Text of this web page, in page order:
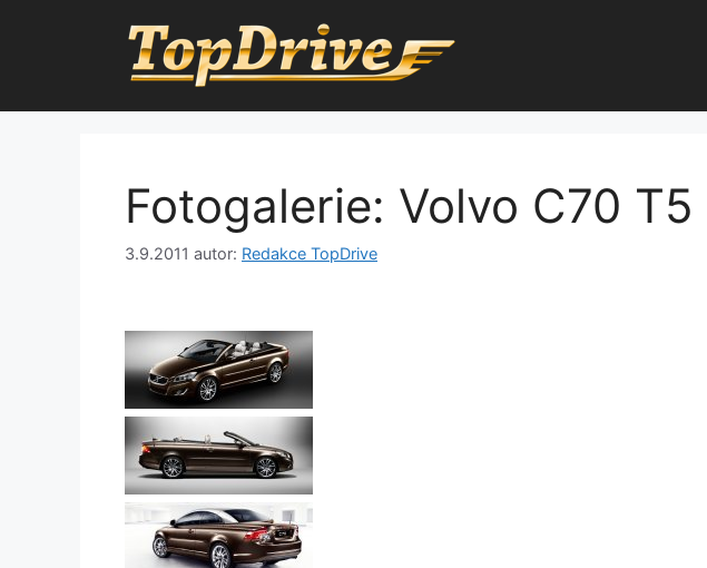
Fotogalerie: Volvo C70 T5
3.9.2011 autor: Redakce TopDrive